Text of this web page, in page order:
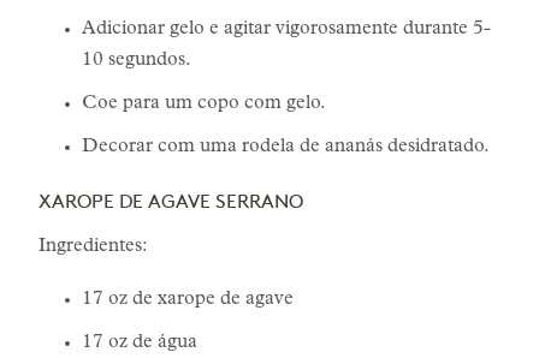
Adicionar gelo e agitar vigorosamente durante 5-
10 segundos.
Coe para um copo com gelo.
Decorar com uma rodela de ananás desidratado.
XAROPE DE AGAVE SERRANO
Ingredientes:
17 oz de xarope de agave
17 oz de água